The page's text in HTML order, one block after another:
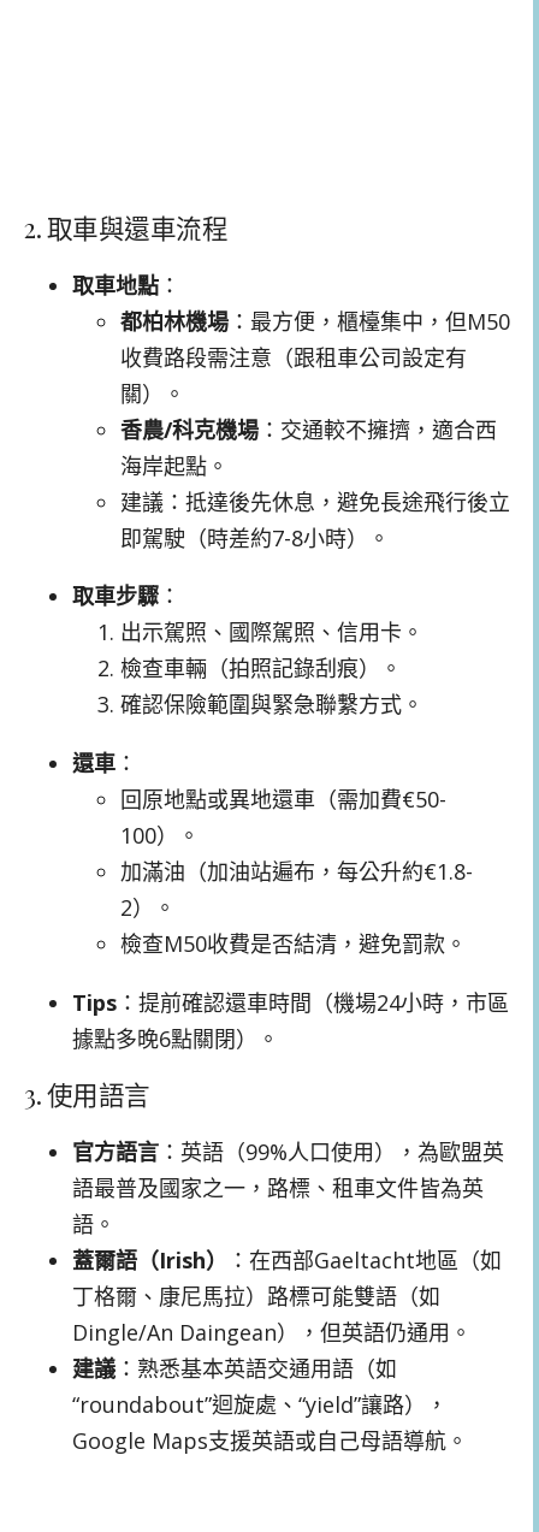
2. 取車與還車流程
取車地點 ：
都柏林機場 ：最方便，櫃檯集中，但M50
收費路段需注意（跟租車公司設定有
關）。
香農/科克機場 ：交通較不擁擠，適合西
海岸起點。
建議：抵達後先休息，避免長途飛行後立
即駕駛（時差約7-8小時）。
取車步驟 ：
出示駕照、國際駕照、信用卡。
檢查車輛（拍照記錄刮痕）。
確認保險範圍與緊急聯繫方式。
還車 ：
回原地點或異地還車（需加費€50-
100）。
加滿油（加油站遍布，每公升約€1.8-
2）。
檢查M50收費是否結清，避免罰款。
Tips ：提前確認還車時間（機場24小時，市區
據點多晚6點關閉）。
3. 使用語言
官方語言 ：英語（99%人口使用），為歐盟英
語最普及國家之一，路標、租車文件皆為英
語。
蓋爾語（Irish）
：在西部Gaeltacht地區（如
丁格爾、康尼馬拉）路標可能雙語（如
Dingle/An Daingean），但英語仍通用。
建議 ：熟悉基本英語交通用語（如
“roundabout”迴旋處、“yield”讓路），
Google Maps支援英語或自己母語導航。